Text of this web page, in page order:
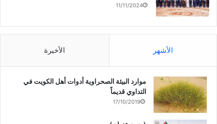
11/11/2024
الأشهر الأخيرة
موارد البيئة الصحراوية أدوات أهل الكويت في
التداوي قديماً
17/10/2019